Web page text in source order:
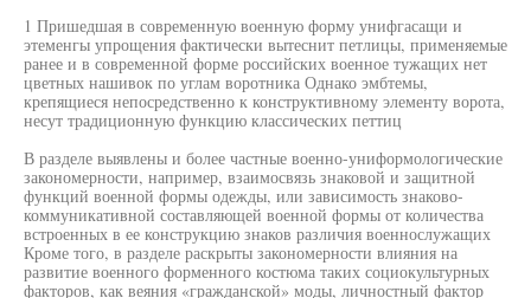
1 Пришедшая в современную военную форму унифгасащи и
этеменгы упрощения фактически вытеснит петлицы, применяемые
ранее и в современной форме российских военное тужащих нет
цветных нашивок по углам воротника Однако эмбтемы,
крепящиеся непосредственно к конструктивному элементу ворота,
несут традиционную функцию классических петтиц
В разделе выявлены и более частные военно-униформологические
закономерности, например, взаимосвязь знаковой и защитной
функций военной формы одежды, или зависимость знаково-
коммуникативной составляющей военной формы от количества
встроенных в ее конструкцию знаков различия военнослужащих
Кроме того, в разделе раскрыты закономерности влияния на
развитие военного форменного костюма таких социокультурных
факторов, как веяния «гражданской» моды, личностный фактор